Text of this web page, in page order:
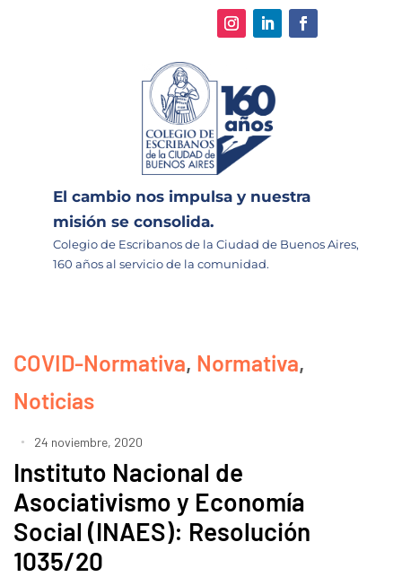
El cambio nos impulsa y nuestra
misión se consolida.
Colegio de Escribanos de la Ciudad de Buenos Aires,
160 años al servicio de la comunidad.
COVID-Normativa, Normativa,
Noticias
24 noviembre, 2020
Instituto Nacional de
Asociativismo y Economía
Social (INAES): Resolución
1035/20